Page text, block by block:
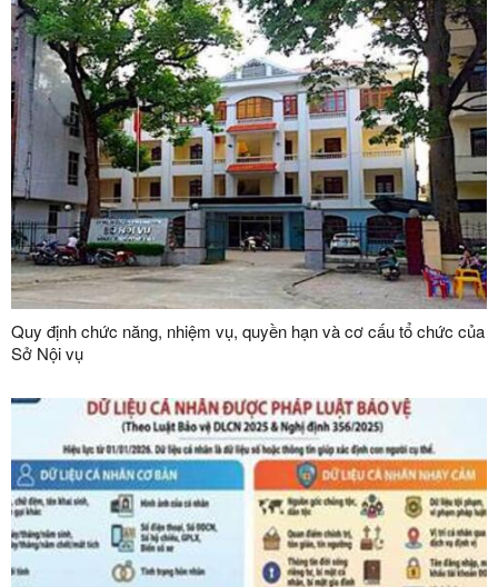
Quy định chức năng, nhiệm vụ, quyền hạn và cơ cấu tổ chức của
Sở Nội vụ